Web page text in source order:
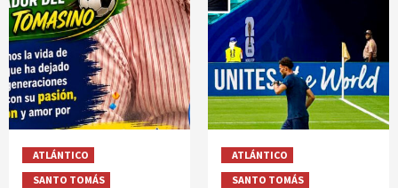
ATLÁNTICO
SANTO TOMÁS
ATLÁNTICO
SANTO TOMÁS